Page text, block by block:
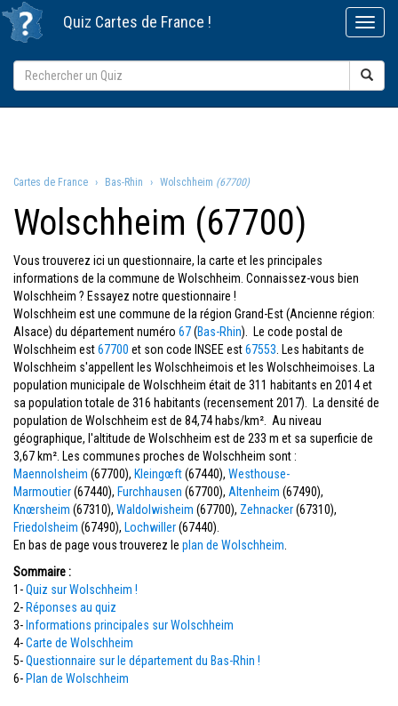
Quiz Cartes de France !
Cartes de France Bas-Rhin Wolschheim (67700)
Wolschheim (67700)
Vous trouverez ici un questionnaire, la carte et les principales
informations de la commune de Wolschheim. Connaissez-vous bien
Wolschheim ? Essayez notre questionnaire !
Wolschheim est une commune de la région Grand-Est (Ancienne région:
Alsace) du département numéro 67(Bas-Rhin). Le code postal de
Wolschheim est67700 et son code INSEE est67553 . Les habitants de
Wolschheim s'appellent les Wolschheimois et les Wolschheimoises. La
population municipale de Wolschheim était de 311 habitants en 2014 et
sa population totale de 316 habitants (recensement 2017). La densité de
population de Wolschheim est de 84,74 habs/km². Au niveau
géographique, l'altitude de Wolschheim est de 233 m et sa superficie de
3,67 km². Les communes proches de Wolschheim sont :
Maennolsheim (67700), Kleingœft(67440), Westhouse-
Marmoutier(67440), Furchhausen (67700), Altenheim (67490),
Knœrsheim (67310), Waldolwisheim (67700), Zehnacker(67310),
Friedolsheim (67490), Lochwiller(67440).
En bas de page vous trouverez le plan de Wolschheim
Sommaire :
1-Quiz sur Wolschheim !
2- Réponses au quiz
3- Informations principales sur Wolschheim
4-Carte de Wolschheim
5-Questionnaire sur le département du Bas-Rhin !
6- Plan de Wolschheim